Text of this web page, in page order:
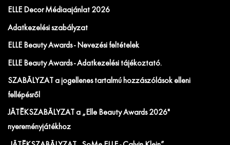
ELLE Decor Médiaajánlat 2026
Adatkezelési szabályzat
ELLE Beauty Awards - Nevezési feltételek
ELLE Beauty Awards - Adatkezelési tájékoztató.
SZABÁLYZAT a jogellenes tartalmú hozzászólások elleni
fellépésről
JÁTÉKSZABÁLYZAT a „Elle Beauty Awards 2026"
nyereményjátékhoz